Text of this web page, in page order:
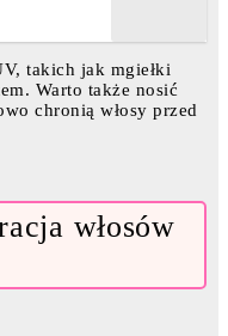
takich jak mgiełki
Warto także nosić
chronią włosy przed
włosów